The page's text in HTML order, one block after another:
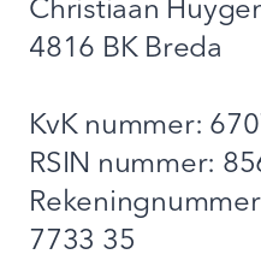
Christiaan
4816 BK Breda
KvK nummer:
RSIN nummer:
7733 35